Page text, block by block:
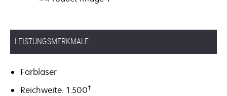
LEISTUNGSMERKMALE
Farblaser
Reichweite: 1.500†